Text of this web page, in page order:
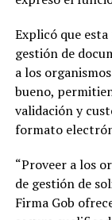
Explicó que
gestión de
a los
bueno,
validación y
formato
“Proveer a los
de gestión de
Firma Gob